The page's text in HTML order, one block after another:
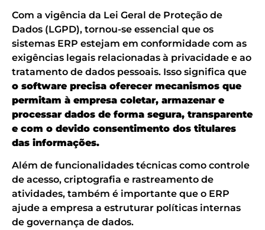
Com a vigência da Lei Geral de Proteção de
Dados (LGPD), tornou-se essencial que os
sistemas ERP estejam em conformidade com as
exigências legais relacionadas à privacidade e ao
tratamento de dados pessoais. Isso significa que
o software precisa oferecer mecanismos que
permitam à empresa coletar, armazenar e
processar dados de forma segura, transparente
e com o devido consentimento dos titulares
das informações.
Além de funcionalidades técnicas como controle
de acesso, criptografia e rastreamento de
atividades, também é importante que o ERP
ajude a empresa a estruturar políticas internas
de governança de dados.